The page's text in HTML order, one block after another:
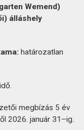
Wemend)
álláshely
határozatlan
megbízás 5 év
2026. január 31–ig.